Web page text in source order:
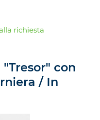
richiesta
con
/ In